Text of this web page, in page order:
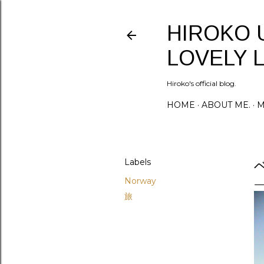
HIROKO
LOVELY
Hiroko's official blog.
HOME ABOUT ME.
Labels
Norway
旅